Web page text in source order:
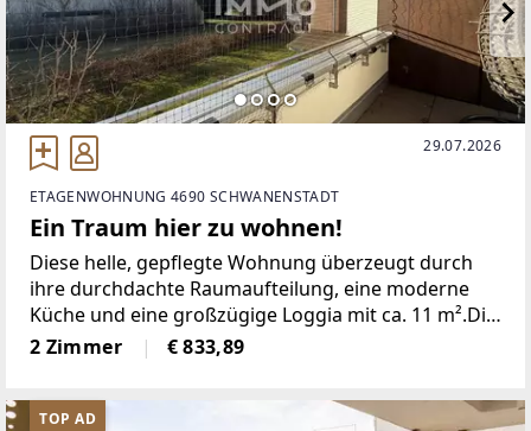
29.07.2026
ETAGENWOHNUNG 4690 SCHWANENSTADT
Ein Traum hier zu wohnen!
Diese helle, gepflegte Wohnung überzeugt durch
ihre durchdachte Raumaufteilung, eine moderne
Küche und eine großzügige Loggia mit ca. 11 m².Die
Einbauküche ist mit Geschirrspüler und Ceranfeld
ausgestattet und fügt sich harmonisch in den
offenen
2 Zimmer € 833,89
TOP AD